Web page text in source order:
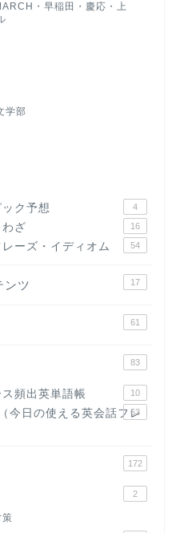
・早稲田・慶応・上
学部
ク予想 4
ざ 16
ーズ・イディオム 54
ンツ 17
61
83
ス頻出英単語帳 10
日の使える英会話フレ
63
172
2